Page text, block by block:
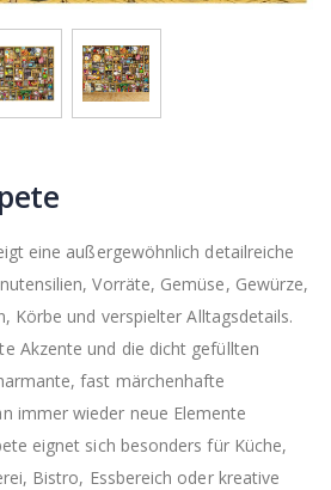
eine außergewöhnlich detailreiche
Vorräte, Gemüse, Gewürze,
Körbe und verspielter Alltagsdetails.
Akzente und die dicht gefüllten
fast märchenhafte
immer wieder neue Elemente
eignet sich besonders für Küche,
Bistro, Essbereich oder kreative